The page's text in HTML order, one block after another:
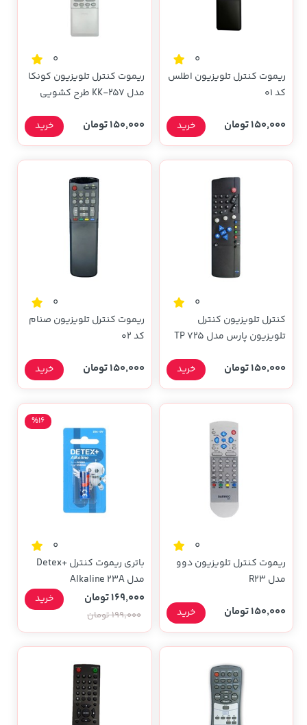
0
ریموت کنترل تلویزیون اطلس
کد 01
150,000 تومان خرید
0
ریموت کنترل تلویزیون کونکا
مدل KK-257 طرح کشویی
150,000 تومان خرید
0
کنترل تلویزیون کنترل
تلویزیون پارس مدل TP 725
150,000 تومان خرید
0
ریموت کنترل تلویزیون صنام
کد 02
150,000 تومان خرید
0
ریموت کنترل تلویزیون دوو
مدل R23
150,000 تومان خرید
0
باتری ریموت کنترل +Detex
مدل Alkaline 23A
%16
169,000 تومان
199,000 تومان
خرید